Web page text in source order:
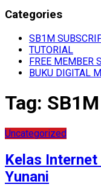
Categories
SB1M
TUTORIAL
FREE MEMBER
BUKU DIGITAL
Tag:
Uncategorized
Kelas
Yunani